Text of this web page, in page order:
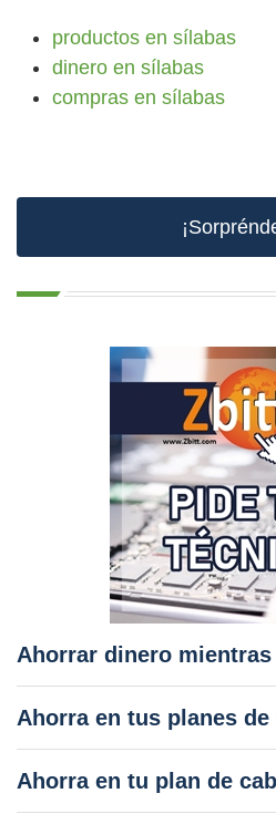
productos en sílabas
dinero en sílabas
compras en sílabas
Ahorrar dinero
Ahorra en tus planes
Ahorra en tu plan de